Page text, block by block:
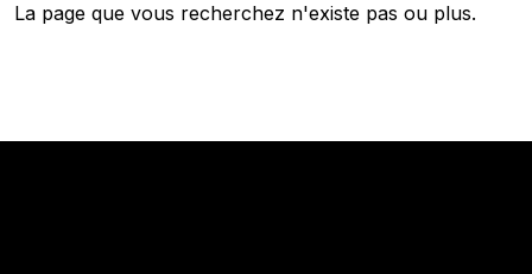
La page que vous recherchez n'existe pas ou plus.